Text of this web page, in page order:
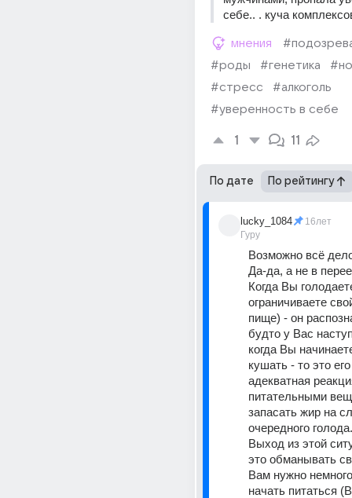
себе.. . куча
мнения
#роды
#генетика
#стресс
#алкоголь
#уверенность в себе
1 11
По дате По рейтингу
lucky_1084
Гуру
16лет
Возможно всё
Да-да, а не в
Когда Вы
ограничиваете
пище) - он
будто у Вас
когда Вы
кушать - то это
адекватная
питательными
запасать жир на
очередного
Выход из этой
это обманывать
Вам нужно
начать питаться